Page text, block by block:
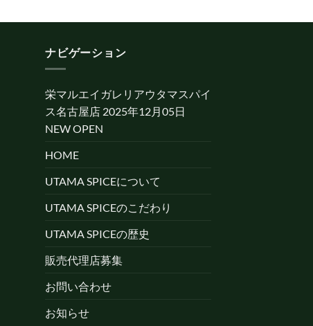
ナビゲーション
栄マルエイガレリアウタマスパイ
ス名古屋店 2025年12月05日
NEW OPEN
HOME
UTAMA SPICEについて
UTAMA SPICEのこだわり
UTAMA SPICEの歴史
販売代理店募集
お問い合わせ
お知らせ